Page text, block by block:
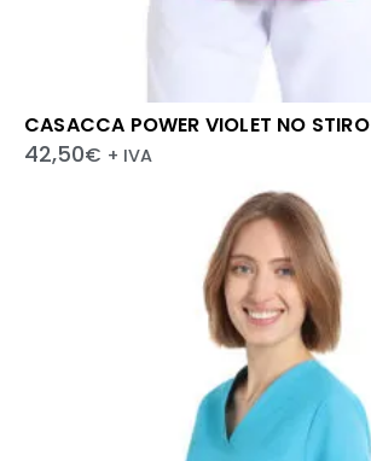
CASACCA POWER VIOLET NO STIRO
42,50€ + IVA